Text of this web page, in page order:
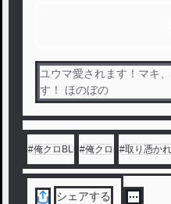
ユウマ愛されます！マキ
す！ ほのぼの
#俺クロBL #俺クロ #取り憑か
シェアする